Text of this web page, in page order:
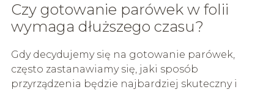
Czy gotowanie parówek w folii
wymaga dłuższego czasu?
Gdy decydujemy się na gotowanie parówek,
często zastanawiamy się, jaki sposób
przyrządzenia będzie najbardziej skuteczny i